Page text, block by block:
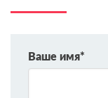
Ваше имя*